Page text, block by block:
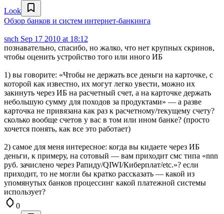
Look
Обзор банков и систем интернет-банкинга
snch Sep 17 2010 at 18:12
познавательно, спасибо, но жалко, что нет крупных скринов,
чтобы оценить устройство того или иного ИБ
1) вы говорите: «Чтобы не держать все деньги на карточке, с
которой как известно, их могут легко увести, можно их
закинуть через ИБ на расчетный счет, а на карточке держать
небольшую сумму для походов за продуктами» — а разве
карточка не привязана как раз к расчетному/текущему счету?
сколько вообще счетов у вас в том или ином банке? (просто
хочется понять, как все это работает)
2) самое для меня интересное: когда вы кидаете через ИБ
деньги, к примеру, на сотовый — вам приходит смс типа «nnn
руб. зачислено через Рапиду/QIWI/Киберплат/etc.»? если
приходит, то не могли бы кратко рассказать — какой из
упомянутых банков процессинг какой платежной системы
использует?
0